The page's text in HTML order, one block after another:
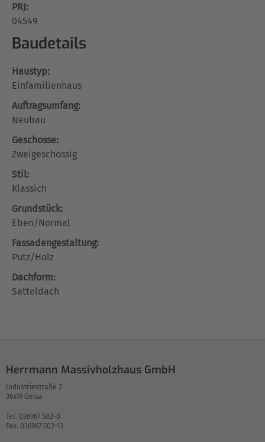
PRJ:
04549
Baudetails
Haustyp:
Einfamilienhaus
Auftragsumfang:
Neubau
Geschosse:
Zweigeschossig
Stil:
Klassich
Grundstück:
Eben/Normal
Fassadengestaltung:
Putz/Holz
Dachform:
Satteldach
Herrmann Massivholzhaus GmbH
Industriestraße 2
36419 Geisa
Tel. 036967 502-0
Fax. 036967 502-13